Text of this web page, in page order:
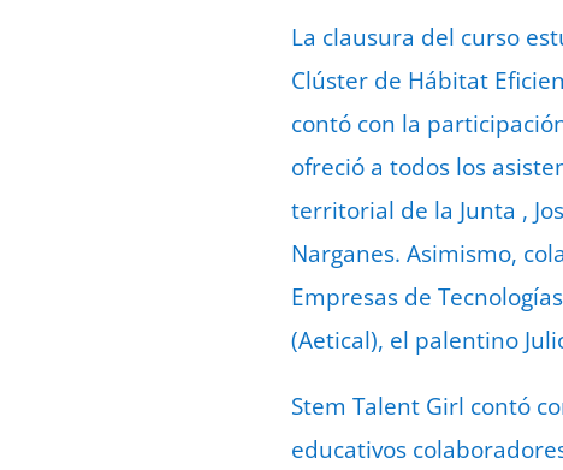
La clausura del curso
Clúster de Hábitat
contó con la
ofreció a todos los
territorial de la Junta ,
Narganes. Asimismo,
Empresas de
(Aetical), el palentino
Stem Talent Girl contó
educativos